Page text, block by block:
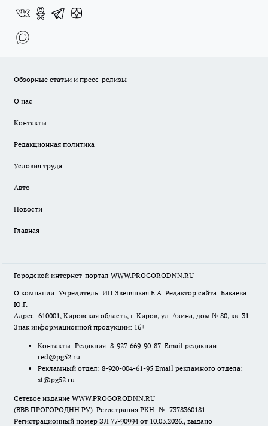
Обзорные статьи и пресс-релизы
О нас
Контакты
Редакционная политика
Условия труда
Авто
Новости
Главная
Городской интернет-портал WWW.PROGORODNN.RU
О компании: Учредитель: ИП Звеняцкая Е.А. Редактор сайта: Бакаева
Ю.Г.
Адрес: 610001, Кировская область, г. Киров, ул. Азина, дом № 80, кв. 31
Знак информационной продукции: 16+
Контакты: Редакция: 8-927-669-90-87 Email редакции:
red@pg52.ru
Рекламный отдел: 8-920-004-61-95 Email рекламного отдела:
st@pg52.ru
Сетевое издание WWW.PROGORODNN.RU
(ВВВ.ПРОГОРОДНН.РУ). Регистрация РКН: №: 7378360181.
Регистрационный номер ЭЛ 77-90994 от 10.03.2026., выдано